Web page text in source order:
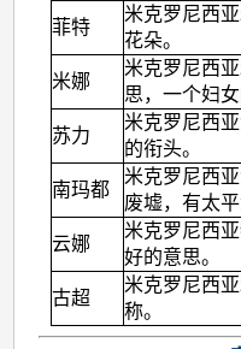
菲特
米克罗尼西
花朵。
米娜
米克罗尼西
思，一个妇女
苏力
米克罗尼西
的衔头。
南玛都
米克罗尼西
废墟，有太
云娜
米克罗尼西
好的意思。
古超
米克罗尼西
称。